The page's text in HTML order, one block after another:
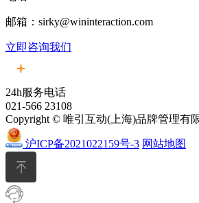
邮箱：sirky@wininteraction.com
立即咨询我们
24h服务电话
021-566 23108
Copyright © 唯引互动(上海)品牌管理有
沪ICP备2021022159号-3 网站地图